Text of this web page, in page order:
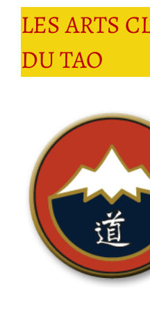
Charles
LES ARTS
DU TAO